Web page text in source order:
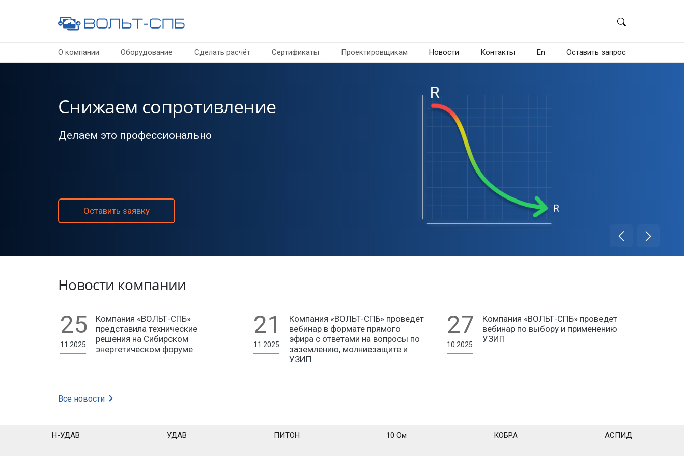
О компании Оборудование Сделать расчёт Сертификаты Проектировщикам Новости Контакты En Оставить запрос
Активное соляное заземление
Наши решения эффективнее, компактнее,
Оставить заявку
Новости компании
25
11.2025
Компания «ВОЛЬТ-СПБ»
представила технические
решения на Сибирском
энергетическом форуме
21
11.2025
Компания «ВОЛЬТ-СПБ» проведёт
вебинар в формате прямого
эфира с ответами на вопросы по
заземлению, молниезащите и
УЗИП
27
10.2025
Компания «ВОЛЬТ-СПБ» проведет
вебинар по выбору и применению
УЗИП
Все новости
Н-УДАВ УДАВ ПИТОН 10 Ом КОБРА АСПИД